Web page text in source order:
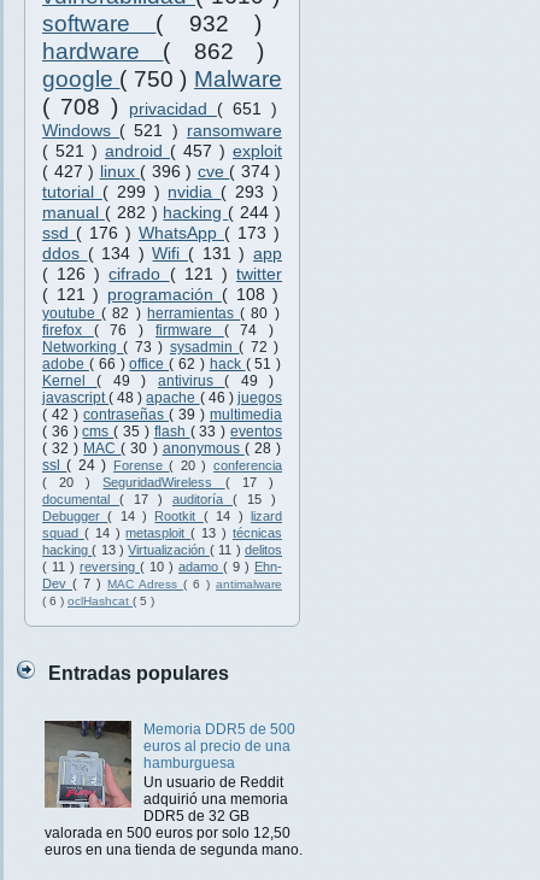
software ( 932 )
hardware ( 862 )
google ( 750 ) Malware
( 708 )
privacidad ( 651 )
Windows ( 521 ) ransomware
( 521 ) android ( 457 ) exploit
( 427 ) linux ( 396 ) cve ( 374 )
tutorial ( 299 ) nvidia ( 293 )
manual ( 282 ) hacking ( 244 )
ssd ( 176 ) WhatsApp ( 173 )
ddos ( 134 )Wifi ( 131 ) app
( 126 )cifrado ( 121 )twitter
( 121 ) programación ( 108 )
youtube( 82 ) herramientas( 80 )
firefox ( 76 ) firmware ( 74 )
Networking( 73 ) sysadmin( 72 )
adobe ( 66 )office( 62 ) hack ( 51 )
Kernel( 49 ) antivirus( 49 )
javascript( 48 )apache ( 46 ) juegos
( 42 ) contraseñas ( 39 ) multimedia
( 36 )cms( 35 ) flash ( 33 )eventos
( 32 ) MAC( 30 ) anonymous ( 28 )
ssl( 24 ) Forense( 20 ) conferencia
( 20 )SeguridadWireless ( 17 )
documental ( 17 ) auditoría ( 15 )
Debugger( 14 ) Rootkit ( 14 ) lizard
squad ( 14 )metasploit( 13 ) técnicas
hacking( 13 )Virtualización ( 11 ) delitos
( 11 ) reversing ( 10 ) adamo ( 9 ) Ehn-
Dev ( 7 ) MAC Adress ( 6 ) antimalware
( 6 ) oclHashcat ( 5 )
Entradas populares
Memoria DDR5 de 500
euros al precio de una
hamburguesa
Un usuario de Reddit
adquirió una memoria
DDR5 de 32 GB
valorada en 500 euros por solo 12,50
euros en una tienda de segunda mano.